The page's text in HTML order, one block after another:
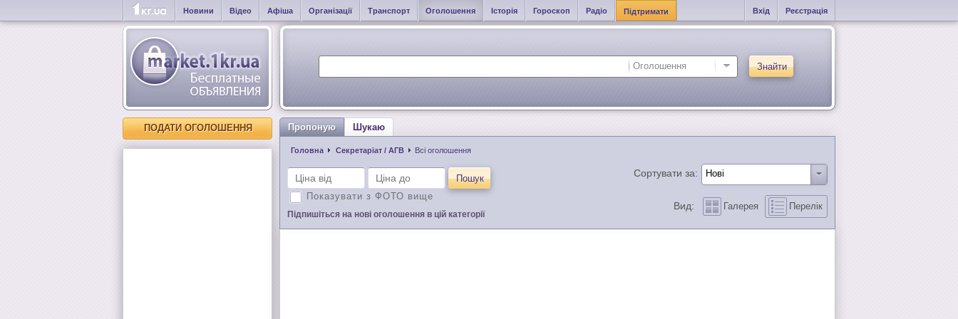
Новини Відео Афіша Організації Транспорт Оголошення Історія Гороскоп Радіо Підтримати Вхід Реєстрація
Знайти
ПОДАТИ ОГОЛОШЕННЯ Пропоную Шукаю
Головна Секретаріат / АГВ Всі оголошення
Пошук
Показувати з ФОТО вище
Сортувати за:
Вид: Галерея Перелік
Підпишіться на нові оголошення в цій категорії